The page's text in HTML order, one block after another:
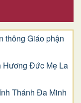
thông Giáo phận
Đức Mẹ La
Thánh Đa Minh